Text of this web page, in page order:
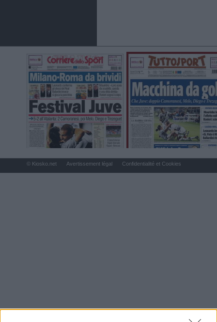
© Kiosko.net Avertissement légal Confidentialité et Cookies